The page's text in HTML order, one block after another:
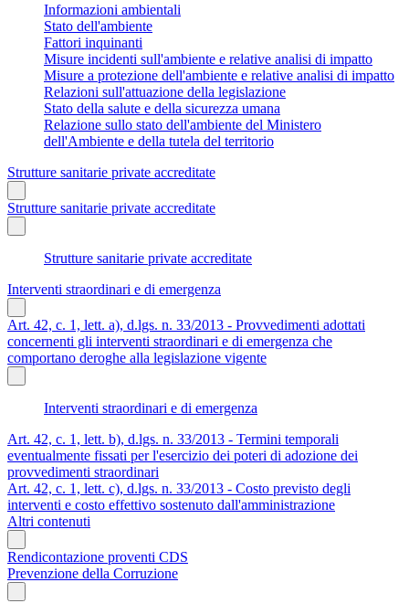
Informazioni ambientali
Stato dell'ambiente
Fattori inquinanti
Misure incidenti sull'ambiente e relative analisi di impatto
Misure a protezione dell'ambiente e relative analisi di impatto
Relazioni sull'attuazione della legislazione
Stato della salute e della sicurezza umana
Relazione sullo stato dell'ambiente del Ministero
dell'Ambiente e della tutela del territorio
Strutture sanitarie private accreditate
Strutture sanitarie private accreditate
Strutture sanitarie private accreditate
Interventi straordinari e di emergenza
Art. 42, c. 1, lett. a), d.lgs. n. 33/2013 - Provvedimenti adottati
concernenti gli interventi straordinari e di emergenza che
comportano deroghe alla legislazione vigente
Interventi straordinari e di emergenza
Art. 42, c. 1, lett. b), d.lgs. n. 33/2013 - Termini temporali
eventualmente fissati per l'esercizio dei poteri di adozione dei
provvedimenti straordinari
Art. 42, c. 1, lett. c), d.lgs. n. 33/2013 - Costo previsto degli
interventi e costo effettivo sostenuto dall'amministrazione
Altri contenuti
Rendicontazione proventi CDS
Prevenzione della Corruzione